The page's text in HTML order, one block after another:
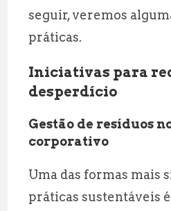
seguir, veremos
práticas.
Iniciativas para
desperdício
Gestão de resíduos
corporativo
Uma das formas mais
práticas sustentáveis